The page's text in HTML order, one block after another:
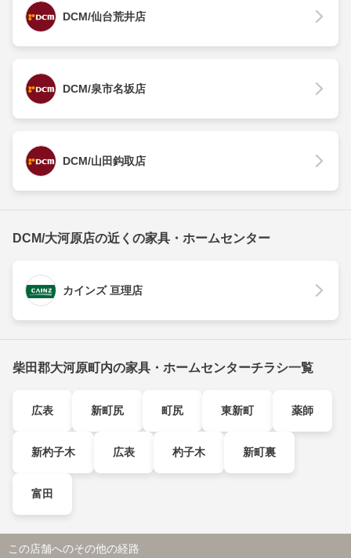
DCM/仙台荒井店
DCM/泉市名坂店
DCM/山田鈎取店
DCM/大河原店の近くの家具・ホームセンター
カインズ 亘理店
柴田郡大河原町内の家具・ホームセンターチラシ一覧
広表 新町尻 町尻 東新町 薬師
新杓子木 広表 杓子木 新町裏
富田
この店舗へのその他の経路